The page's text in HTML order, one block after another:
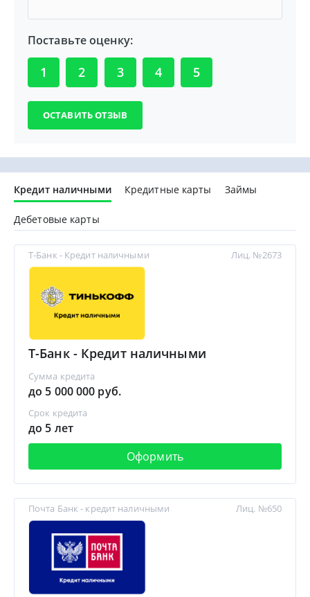
Поставьте оценку:
1 2 3 4 5
Кредит наличными Кредитные карты Займы
Дебетовые карты
Т-Банк - Кредит наличными
Т-Банк - Кредит наличными
Сумма кредита
до 5 000 000 руб.
Срок кредита
до 5 лет
Оформить
Лиц. №2673
Почта Банк - кредит наличными Лиц. №650